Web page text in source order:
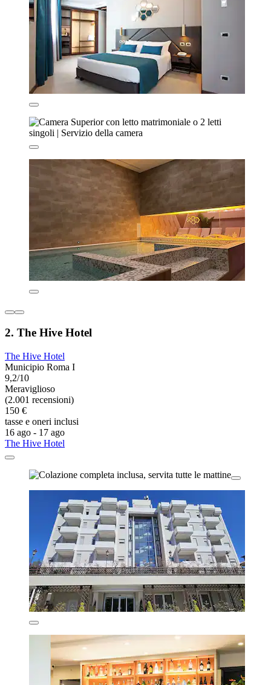
2. The Hive Hotel
The Hive Hotel
Municipio Roma I
9,2/10
Meraviglioso
(2.001 recensioni)
150 €
tasse e oneri inclusi
16 ago - 17 ago
The Hive Hotel